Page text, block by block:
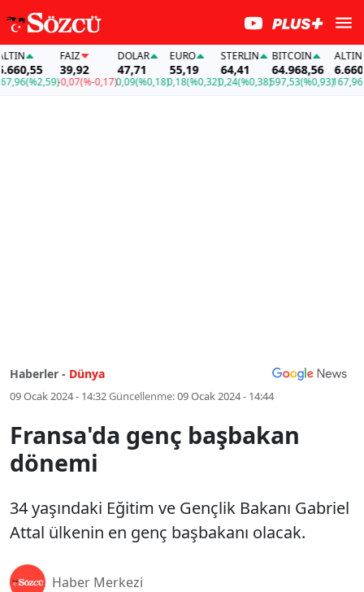
(%2,59)
FAİZ
39,92
-0,07(%-0,17)
DOLAR
47,71
0,09(%0,18)
EURO
55,19
0,18(%0,32)
STERLIN
64,41
0,24(%0,38)
BITCOIN
64.968,56
597,53(%0,93)
ALTIN
167,96
Haberler - Dünya
09 Ocak 2024 - 14:32Güncellenme:09 Ocak 2024 - 14:44
Fransa'da genç başbakan
dönemi
34 yaşındaki Eğitim ve Gençlik Bakanı Gabriel
Attal ülkenin en genç başbakanı olacak.
Haber Merkezi